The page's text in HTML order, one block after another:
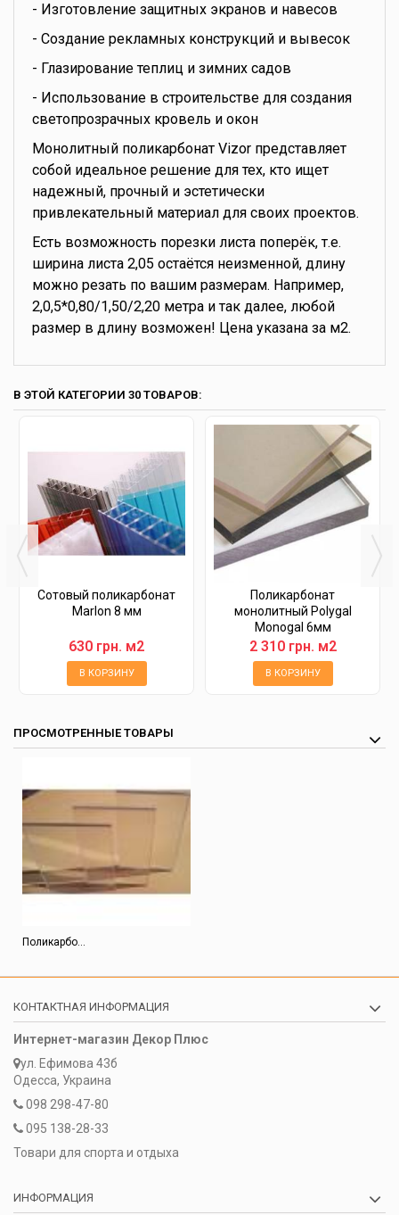
- Изготовление защитных экранов и навесов
- Создание рекламных конструкций и вывесок
- Глазирование теплиц и зимних садов
- Использование в строительстве для создания
светопрозрачных кровель и окон
Монолитный поликарбонат Vizor представляет
собой идеальное решение для тех, кто ищет
надежный, прочный и эстетически
привлекательный материал для своих проектов.
Есть возможность порезки листа поперёк, т.е.
ширина листа 2,05 остаётся неизменной, длину
можно резать по вашим размерам. Например,
2,0,5*0,80/1,50/2,20 метра и так далее, любой
размер в длину возможен! Цена указана за м2.
В ЭТОЙ КАТЕГОРИИ 30 ТОВАРОВ:
Сотовый поликарбонат
Marlon 8 мм
630 грн. м2
В КОРЗИНУ
Поликарбонат
монолитный Polygal
Monogal 6мм
2 310 грн. м2
В КОРЗИНУ
ПРОСМОТРЕННЫЕ ТОВАРЫ
Поликарбо...
КОНТАКТНАЯ ИНФОРМАЦИЯ
Интернет-магазин Декор Плюс
ул. Ефимова 43б
Одесса, Украина
098 298-47-80
095 138-28-33
Товари для спорта и отдыха
ИНФОРМАЦИЯ